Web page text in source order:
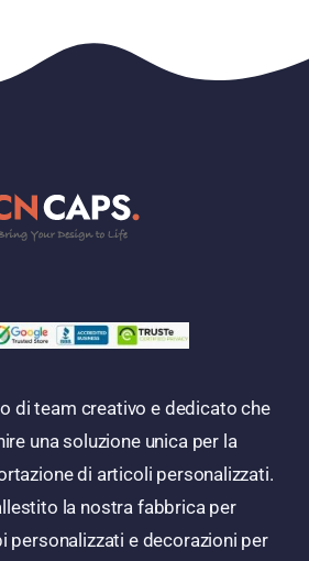
di team creativo e dedicato che
una soluzione unica per la
di articoli personalizzati.
la nostra fabbrica per
personalizzati e decorazioni per